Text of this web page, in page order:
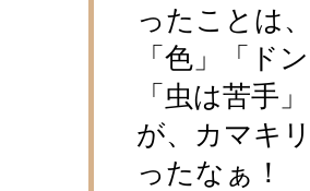
ったことは
「色」「ド
「虫は苦手
が、カマキ
ったなぁ！